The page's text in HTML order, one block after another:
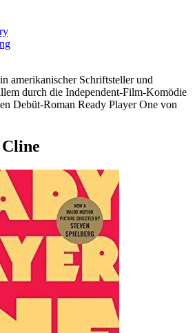
amerikanischer Schriftsteller und
durch die Independent-Film-Komödie
Debüt-Roman Ready Player One von